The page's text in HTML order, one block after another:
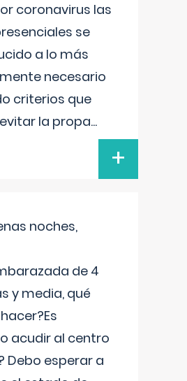
coronavirus las
se
a lo más
necesario
criterios que
la propa...
+
noches,
de 4
y media, qué
acudir al centro
Debo esperar a